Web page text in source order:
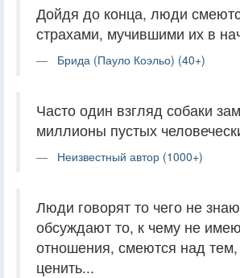
Дойдя до конца, люди
страхами, мучившими их в
Брида (Пауло Коэльо) (40+)
Часто один взгляд собаки
миллионы пустых
Неизвестный автор (1000+)
Люди говорят то чего не
обсуждают то, к чему не
отношения, смеются над
ценить...